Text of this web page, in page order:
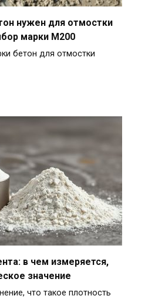
нужен для отмостки
марки М200
бетон для отмостки
в чем измеряется,
значение
что такое плотность